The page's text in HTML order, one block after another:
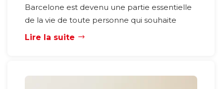
Barcelone est devenu une partie essentielle
de la vie de toute personne qui souhaite
Lire la suite